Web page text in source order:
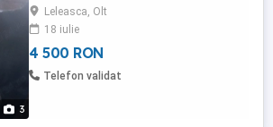
3
Leleasca, Olt
18 iulie
4 500 RON
Telefon validat